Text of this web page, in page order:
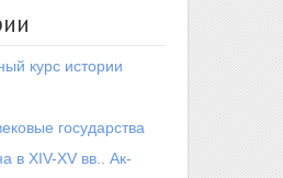
курс истории
государства
в XIV-XV вв.. Ак-